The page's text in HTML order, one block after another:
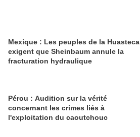
Mexique : Les peuples de la Huasteca
exigent que Sheinbaum annule la
fracturation hydraulique
Pérou : Audition sur la vérité
concernant les crimes liés à
l'exploitation du caoutchouc